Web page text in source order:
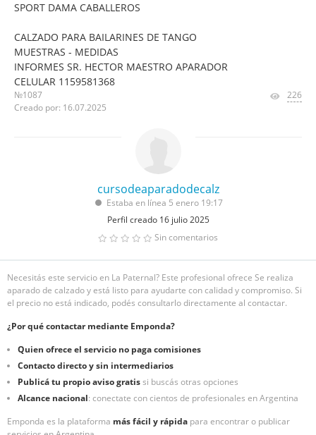
SPORT DAMA CABALLEROS
CALZADO PARA BAILARINES DE TANGO
MUESTRAS - MEDIDAS
INFORMES SR. HECTOR MAESTRO APARADOR
CELULAR 1159581368
№1087
Creado por: 16.07.2025
226
cursodeaparadodecalz
Estaba en línea 5 enero 19:17
Perfil creado 16 julio 2025
Sin comentarios
Necesitás este servicio en La Paternal? Este profesional ofrece Se realiza
aparado de calzado y está listo para ayudarte con calidad y compromiso. Si
el precio no está indicado, podés consultarlo directamente al contactar.
¿Por qué contactar mediante Emponda?
Quien ofrece el servicio no paga comisiones
Contacto directo y sin intermediarios
Publicá tu propio aviso gratissi buscás otras opciones
Alcance nacional: conectate con cientos de profesionales en Argentina
Emponda es la plataforma más fácil y rápida para encontrar o publicar